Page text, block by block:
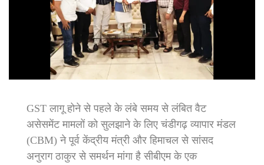
GST लागू होने से पहले के लंबे समय से लंबित वैट
असेसमेंट मामलों को सुलझाने के लिए चंडीगढ़ व्यापार मंडल
(CBM) ने पूर्व केंद्रीय मंत्री और हिमाचल से सांसद
अनुराग ठाकुर से समर्थन मांगा है सीबीएम के एक